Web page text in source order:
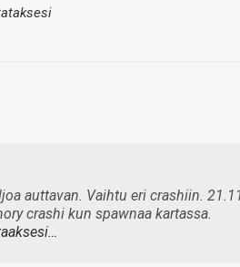
auttavan. Vaihtu eri crashiin.
crashi kun spawnaa kartassa.